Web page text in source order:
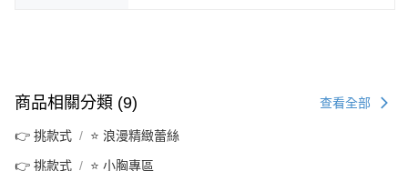
商品相關分類 (9) 查看全部
👉 挑款式 ⭐ 浪漫精緻蕾絲
👉 挑款式 ⭐ 小胸專區